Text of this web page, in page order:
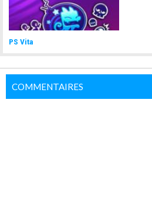
PS Vita
COMMENTAIRES